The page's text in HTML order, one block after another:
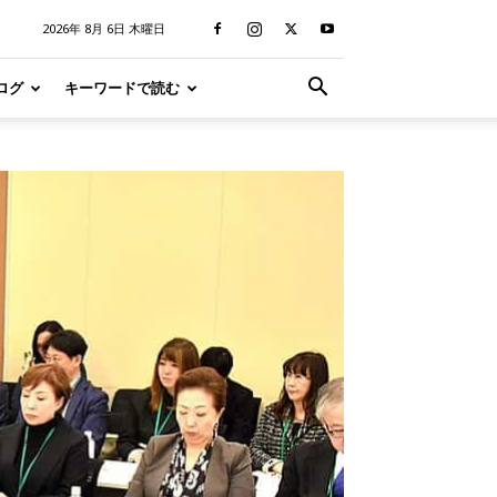
2026年 8月 6日 木曜日
グ キーワードで読む